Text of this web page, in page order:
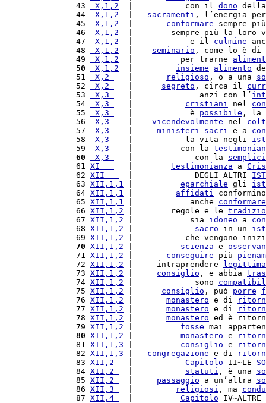
43
X,1,2
  |           con il
dono
44
X,1,2 sacramenti , l’energia
45
X,1,2 conformare sempre
46
X,1,2
|        sempre più la loro
47
X,1,2
  |            e il
culmine
48
X,1,2 seminario , come lo è
49
X,1,2
  |          per trarne
50
X,1,2 insieme alimento
51
X,2 religioso , o a una
52
X,2 segreto , circa il
53
X,3
   |              anzi con l’
54
X,3 cristiani nel
55
X,3
   |            è
possibile , la
56
X,3 vicendevolmente nel
57
X,3 ministeri sacri e a
58
X,3
   |           la vita negli
59
X,3
   |          con la
60
X,3
   |             con la
61 XI testimonianza a
62 XII
  |             DEGLI ALTRI
63 XII,1,1 eparchiale gli
64 XII,1,1 affidati
65 XII,1,1 |            anche conformare
66 XII,1,2 |        regole e le
67 XII,1,2 |            sia idoneo a
68 XII,1,2 sacro in un
69 XII,1,2 |           che vengono
70 XII,1,2 scienza e
71 XII,1,2 conseguire più
72 XII,1,2 |     intraprendere
73 XII,1,2 consiglio , e abbia
74 XII,1,2 |             sono
75 XII,1,2 consiglio , può porre
76 XII,1,2 monastero e di
77 XII,1,2 monastero e di
78 XII,1,2 monastero ed è
79 XII,1,2 fosse mai
80 XII,1,2 monastero e
81 XII,1,3 consiglio e
82 XII,1,3 congregazione e di
83 XII,2 Capitolo II~LE
84 XII,2 statuti , è una
85 XII,2 passaggio a un’altra
86 XII,3 religiosi , ma
87 XII,4 Capitolo IV~ALTRE